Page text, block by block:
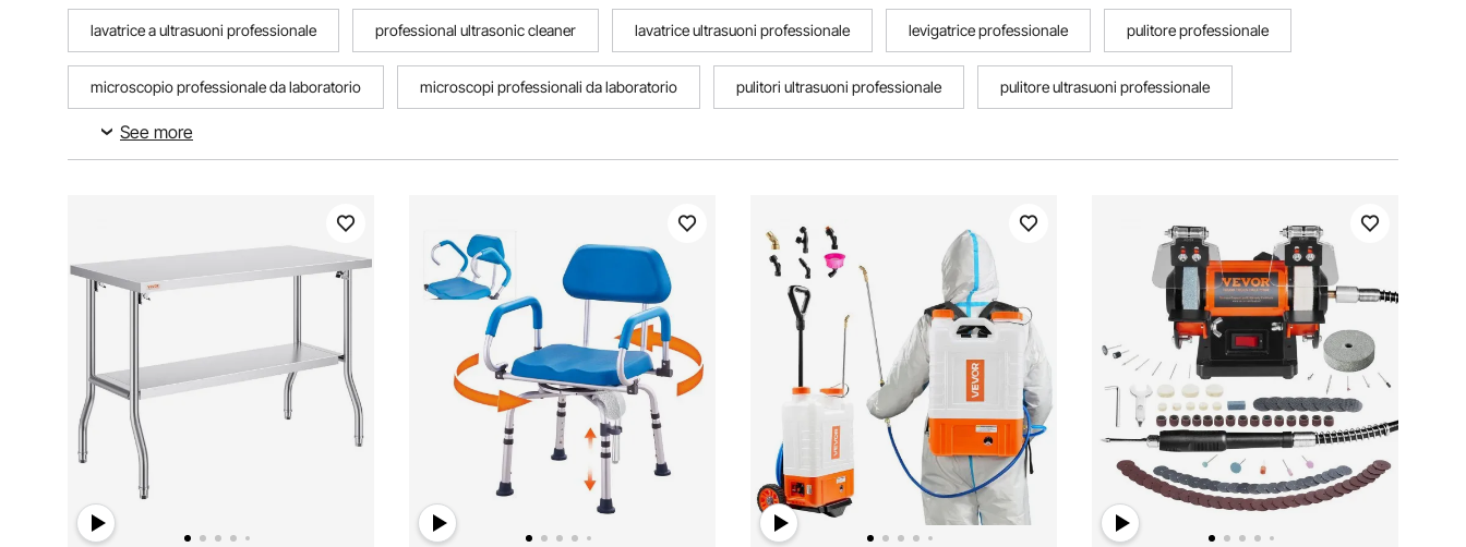
lavatrice a ultrasuoni professionale professional ultrasonic cleaner lavatrice ultrasuoni professionale levigatrice professionale pulitore professionale
microscopio professionale da laboratorio microscopi professionali da laboratorio pulitori ultrasuoni professionale pulitore ultrasuoni professionale
pulitore a ultrasuoni professionale
See more